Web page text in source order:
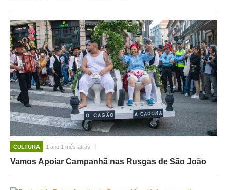
CULTURA 1 ano 1 mês atrás
Vamos Apoiar Campanhã nas Rusgas de São João